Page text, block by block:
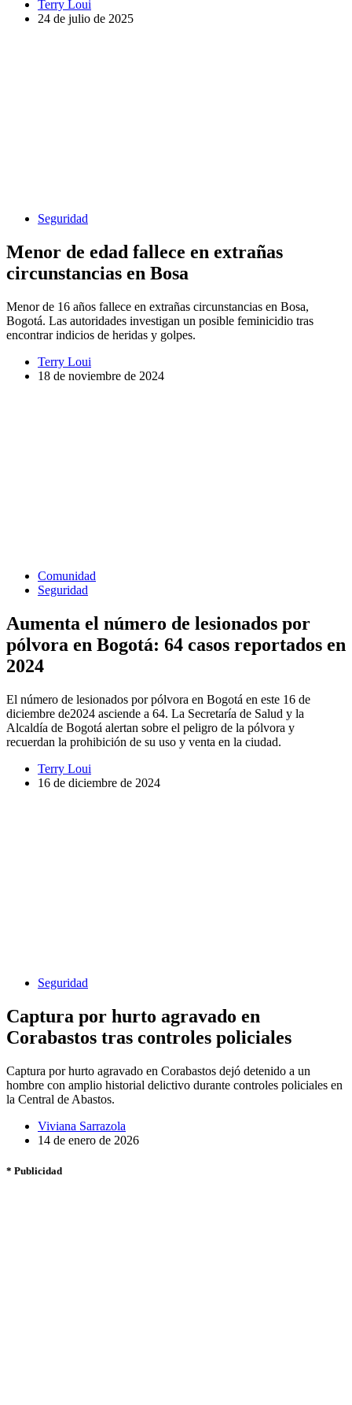
Terry Loui
24 de julio de 2025
Seguridad
Menor de edad fallece en extrañas
circunstancias en Bosa
Menor de 16 años fallece en extrañas circunstancias en Bosa,
Bogotá. Las autoridades investigan un posible feminicidio tras
encontrar indicios de heridas y golpes.
Terry Loui
18 de noviembre de 2024
Comunidad
Seguridad
Aumenta el número de lesionados por
pólvora en Bogotá: 64 casos reportados en
2024
El número de lesionados por pólvora en Bogotá en este 16 de
diciembre de2024 asciende a 64. La Secretaría de Salud y la
Alcaldía de Bogotá alertan sobre el peligro de la pólvora y
recuerdan la prohibición de su uso y venta en la ciudad.
Terry Loui
16 de diciembre de 2024
Seguridad
Captura por hurto agravado en
Corabastos tras controles policiales
Captura por hurto agravado en Corabastos dejó detenido a un
hombre con amplio historial delictivo durante controles policiales en
la Central de Abastos.
Viviana Sarrazola
14 de enero de 2026
* Publicidad